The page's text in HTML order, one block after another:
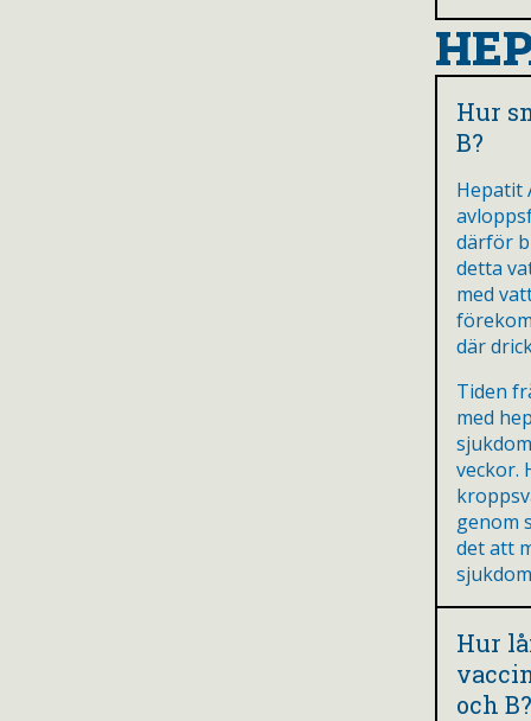
Hur
B?
Hepatit
därför
detta
med
där
Tiden
med
veckor.
genom
det att
Hur
och B?